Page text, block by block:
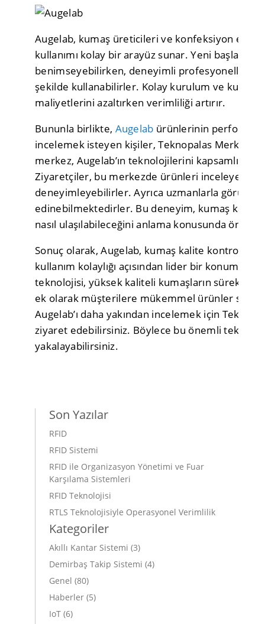
Augelab, kumaş üreticileri ve konfeksiyon
kullanımı kolay bir arayüz sunar. Yeni
benimseyebilirken, deneyimli profesyoneller
şekilde kullanabilirler. Kolay kurulum ve
maliyetlerini azaltırken verimliliği artırır.
Bununla birlikte, Augelab ürünlerinin
incelemek isteyen kişiler, Teknopalas
merkez, Augelab’ın teknolojilerini kapsamlı bir
Ziyaretçiler, bu merkezde ürünleri
deneyimleyebilirler. Ayrıca uzmanlarla
edinebilmektedirler. Bu deneyim, kumaş kalite
nasıl ulaşılabileceğini anlama konusunda önemli
Sonuç olarak, Augelab, kumaş kalite
kullanım kolaylığı açısından lider bir
teknolojisi, yüksek kaliteli kumaşların sürekli
ek olarak müşterilere mükemmel ürünler
Augelab’ı daha yakından incelemek için
ziyaret edebilirsiniz. Böylece bu önemli
yakalayabilirsiniz.
Son Yazılar
RFID
RFID Sistemi
RFID ile Organizasyon Yönetimi ve Fuar
Karşılama Sistemleri
RFID Teknolojisi
RTLS Teknolojisiyle Operasyonel Verimlilik
Kategoriler
Akıllı Kantar Sistemi (3)
Demirbaş Takip Sistemi (4)
Genel (80)
Haberler (5)
IoT (6)